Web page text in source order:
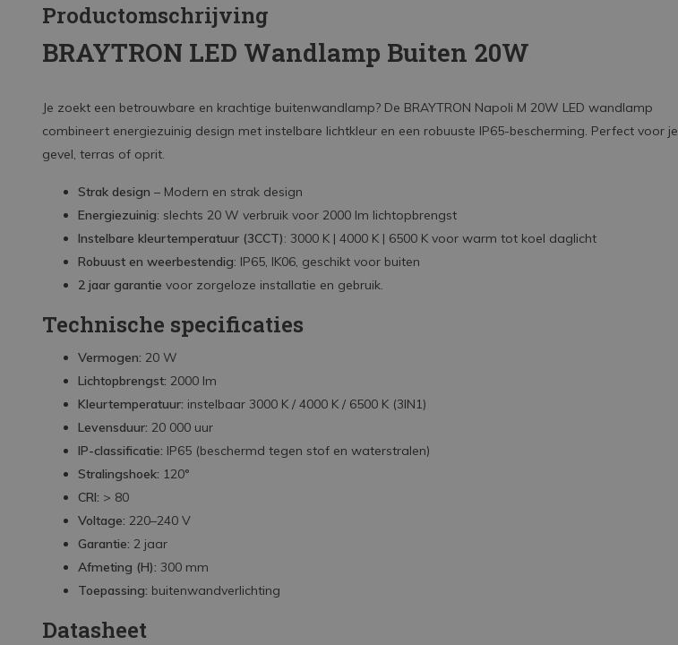
Productomschrijving
BRAYTRON LED Wandlamp Buiten 20W
Je zoekt een betrouwbare en krachtige buitenwandlamp? De BRAYTRON Napoli M 20W LED wandlamp
combineert energiezuinig design met instelbare lichtkleur en een robuuste IP65-bescherming. Perfect voor je
gevel, terras of oprit.
Strak design – Modern en strak design
Energiezuinig: slechts 20 W verbruik voor 2000 lm lichtopbrengst
Instelbare kleurtemperatuur (3CCT): 3000 K | 4000 K | 6500 K voor warm tot koel daglicht
Robuust en weerbestendig: IP65, IK06, geschikt voor buiten
2 jaar garantie voor zorgeloze installatie en gebruik.
Technische specificaties
Vermogen: 20 W
Lichtopbrengst: 2000 lm
Kleurtemperatuur: instelbaar 3000 K / 4000 K / 6500 K (3IN1)
Levensduur: 20 000 uur
IP-classificatie: IP65 (beschermd tegen stof en waterstralen)
Stralingshoek: 120°
CRI: > 80
Voltage: 220–240 V
Garantie: 2 jaar
Afmeting (H): 300 mm
Toepassing: buitenwandverlichting
Datasheet